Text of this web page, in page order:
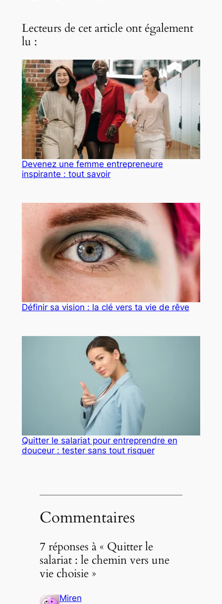
Lecteurs de cet article ont également
lu :
Devenez une femme entrepreneure
inspirante : tout savoir
Définir sa vision : la clé vers ta vie de rêve
Quitter le salariat pour entreprendre en
douceur : tester sans tout risquer
Commentaires
7 réponses à « Quitter le
salariat : le chemin vers une
vie choisie »
Miren